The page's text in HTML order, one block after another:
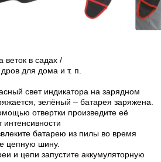
веток в садах /
для дома и т. п.
свет индикатора на зарядном
зелёный – батарея заряжена.
отвертки произведите её
интенсивности
батарею из пилы во время
цепную шину.
и цепи запустите аккумуляторную